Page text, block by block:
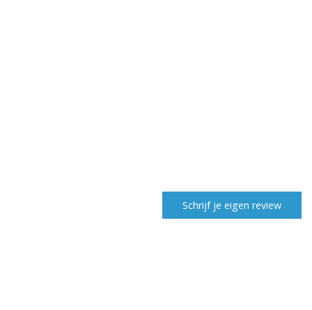
Schrijf je eigen review